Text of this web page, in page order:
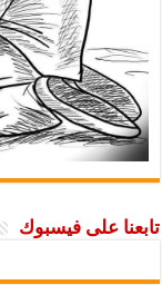
تابعنا على فيسبوك